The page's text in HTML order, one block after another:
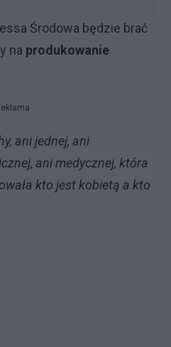
Środowa będzie brać
na produkowanie
ani jednej, ani
ani medycznej, która
kto jest kobietą a kto